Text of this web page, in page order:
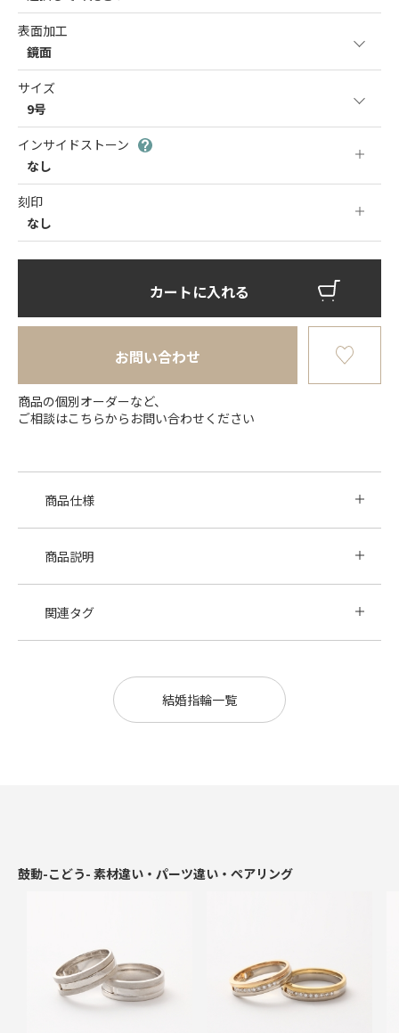
表面加工
鏡面
サイズ
9号
インサイドストーン
なし
刻印
なし
カートに入れる
お問い合わせ
商品の個別オーダーなど、
ご相談はこちらからお問い合わせください
商品仕様
商品説明
関連タグ
結婚指輪一覧
鼓動-こどう- 素材違い・パーツ違い・ペアリング